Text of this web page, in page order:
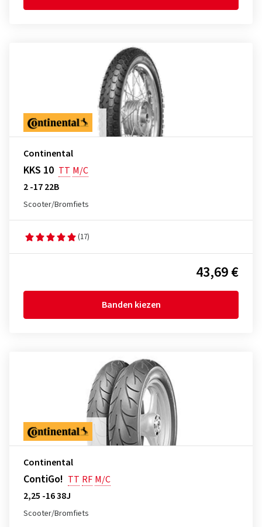
Continental
KKS 10 TT M/C
2 -17 22B
Scooter/Bromfiets
(17)
43,69 €
Banden kiezen
Continental
ContiGo! TT RF M/C
2,25 -16 38J
Scooter/Bromfiets